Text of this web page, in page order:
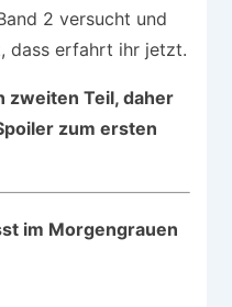
2 versucht und
dass erfahrt ihr jetzt.
zweiten Teil, daher
zum ersten
im Morgengrauen